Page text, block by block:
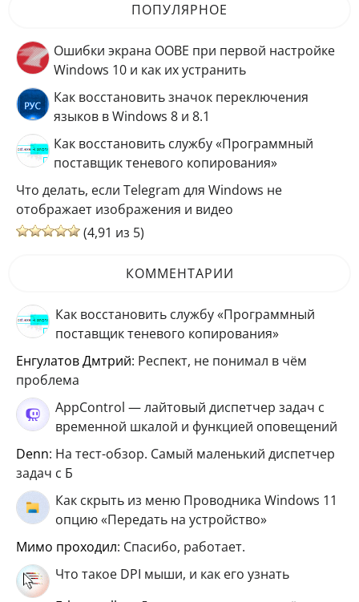
ПОПУЛЯРНОЕ
Ошибки экрана OOBE при первой настройке
Windows 10 и как их устранить
Как восстановить значок переключения
языков в Windows 8 и 8.1
Как восстановить службу «Программный
поставщик теневого копирования»
Что делать, если Telegram для Windows не
отображает изображения и видео
(4,91 из 5)
КОММЕНТАРИИ
Как восстановить службу «Программный
поставщик теневого копирования»
Енгулатов Дмтрий: Респект, не понимал в чём
проблема
AppControl — лайтовый диспетчер задач с
временной шкалой и функцией оповещений
Denn: На тест-обзор. Самый маленький диспетчер
задач с Б
Как скрыть из меню Проводника Windows 11
опцию «Передать на устройство»
мимо проходил: Спасибо, работает.
Что такое DPI мыши, и как его узнать